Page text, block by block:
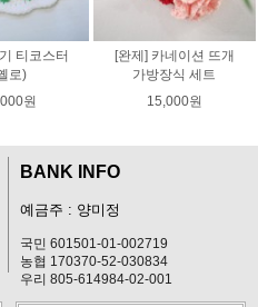
티코스터
로)
원
[완제] 카네이션 뜨개
가방장식 세트
15,000원
BANK INFO
예금주 : 양미정
국민 601501-01-002719
농협 170370-52-030834
우리 805-614984-02-001